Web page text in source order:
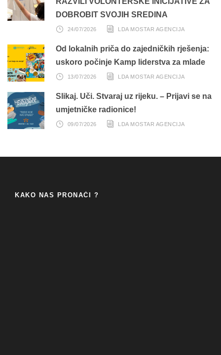
DOBROBIT SVOJIH SREDINA
24/07/2026 LDA MOSTAR AGENCIJA
Od lokalnih priča do zajedničkih rješenja:
uskoro počinje Kamp liderstva za mlade
13/07/2026 LDA MOSTAR AGENCIJA
Slikaj. Uči. Stvaraj uz rijeku. – Prijavi se na
umjetničke radionice!
09/07/2026 LDA MOSTAR AGENCIJA
KAKO NAS PRONAĆI ?